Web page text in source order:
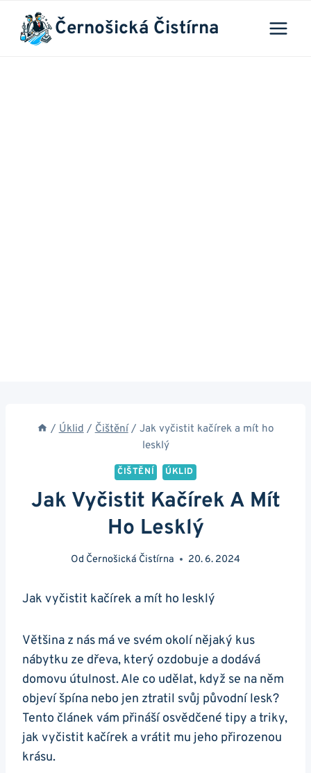
Přeskočit
obsah
Černošická Čistírna
/ Úklid / Čištění / Jak vyčistit kačírek a mít ho
lesklý
ČIŠTĚNÍ ÚKLID
Jak Vyčistit Kačírek A Mít
Ho Lesklý
Od Černošická Čistírna 20. 6. 2024
Jak vyčistit kačírek ​a mít ho lesklý
Většina z nás ‍má ve ⁣svém ⁣okolí nějaký kus
nábytku ze ‍dřeva, který ozdobuje a ‍dodává
domovu útulnost. Ale co udělat, když se na něm ​
objeví špína⁣ nebo jen ‌ztratil ​svůj původní lesk?
Tento článek vám přináší osvědčené tipy ‌a triky,
jak vyčistit kačírek a vrátit mu jeho ⁢přirozenou
krásu.